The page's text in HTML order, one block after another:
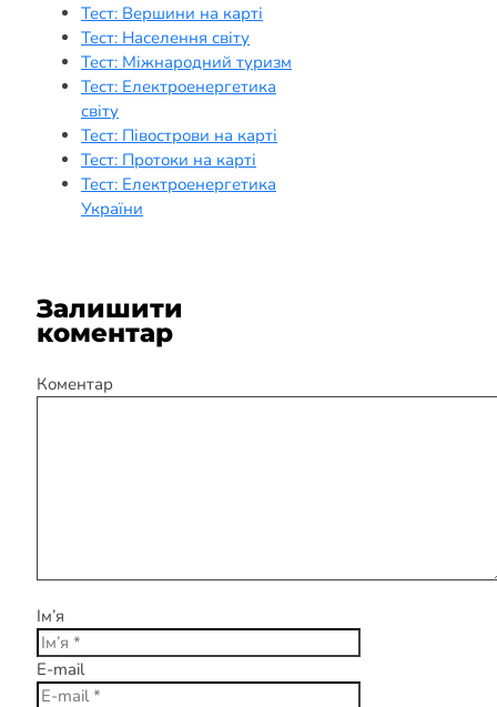
Тест: Вершини на карті
Тест: Населення світу
Тест: Міжнародний туризм
Тест: Електроенергетика
світу
Тест: Півострови на карті
Тест: Протоки на карті
Тест: Електроенергетика
України
Залишити
коментар
Коментар
Ім’я
E-mail